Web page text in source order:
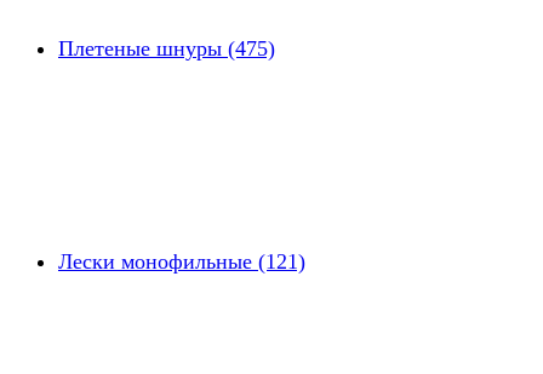
Плетеные шнуры (475)
Лески монофильные (121)